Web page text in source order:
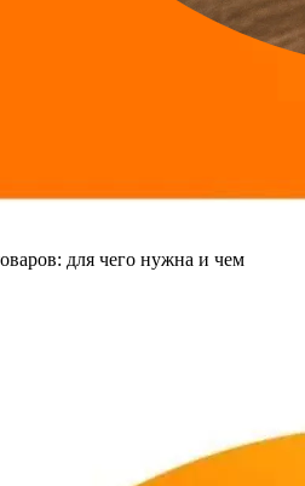
для чего нужна и чем